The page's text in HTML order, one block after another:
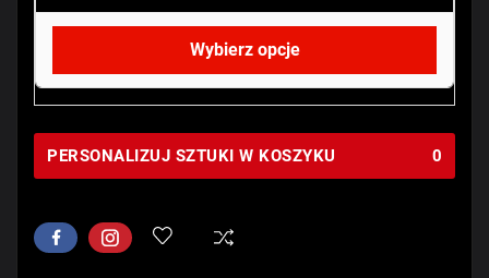
Wybierz opcje
PERSONALIZUJ SZTUKI W KOSZYKU 0